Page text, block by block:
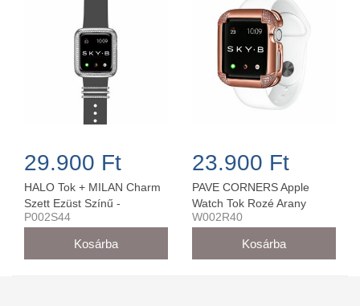
29.900 Ft
HALO Tok + MILAN Charm
Szett Ezüst Színű -
P002S44 (44 mm-es órára)
P002S44
23.900 Ft
PAVE CORNERS Apple
Watch Tok Rozé Arany
színű - W002R40
W002R40